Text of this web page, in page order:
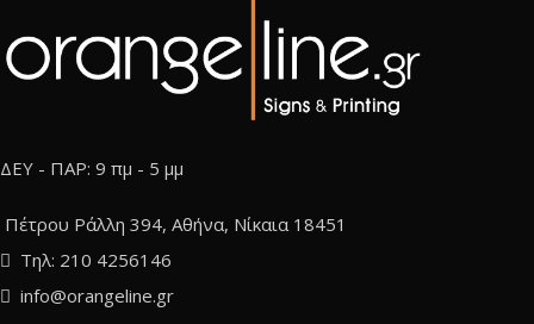
ΔΕΥ - ΠΑΡ: 9 πμ - 5 μμ
Πέτρου Ράλλη 394, Αθήνα, Νίκαια 18451
Τηλ: 210 4256146
info@orangeline.gr